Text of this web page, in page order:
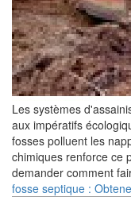
Les systèmes
aux impératifs
fosses polluent les
chimiques renforce ce
demander comment
fosse septique :